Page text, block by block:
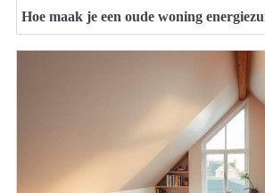
Hoe maak je een oude woning